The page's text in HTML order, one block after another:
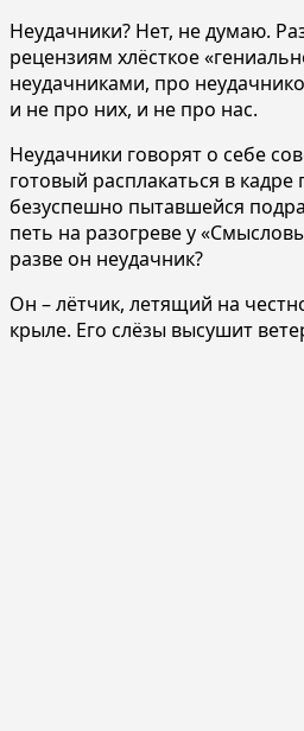
Неудачники? Нет, не думаю.
рецензиям хлёсткое
неудачниками, про
и не про них, и не про нас.
Неудачники говорят о себе
готовый расплакаться в
безуспешно пытавшейся
петь на разогреве у
разве он неудачник?
Он – лётчик, летящий на
крыле. Его слёзы высушит